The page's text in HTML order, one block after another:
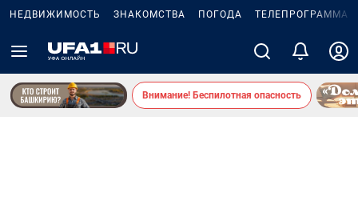
НЕДВИЖИМОСТЬ ЗНАКОМСТВА ПОГОДА ТЕЛЕПРОГРАММА
Внимание! Беспилотная опасность